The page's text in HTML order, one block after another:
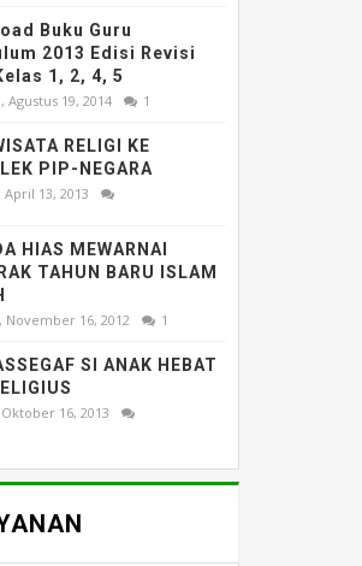
Buku Guru
2013 Edisi Revisi
1, 2, 4, 5
Agustus 19, 2014 1
RELIGI KE
PIP-NEGARA
April 13, 2013
HIAS MEWARNAI
TAHUN BARU ISLAM
November 16, 2012 1
SI ANAK HEBAT
16, 2013